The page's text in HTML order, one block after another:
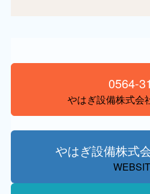
0564-
やはぎ設備株式会
やはぎ設備株式